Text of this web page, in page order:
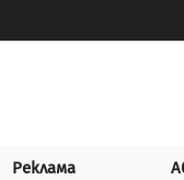
Реклама